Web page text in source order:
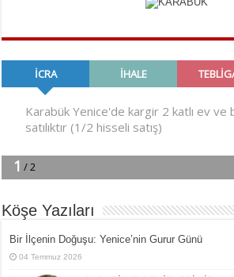
Köşe Yazıları
Bir İlçe­nin Do­ğu­şu: Ye­ni­ce’nin Gurur Günü
04 Temmuz 2026